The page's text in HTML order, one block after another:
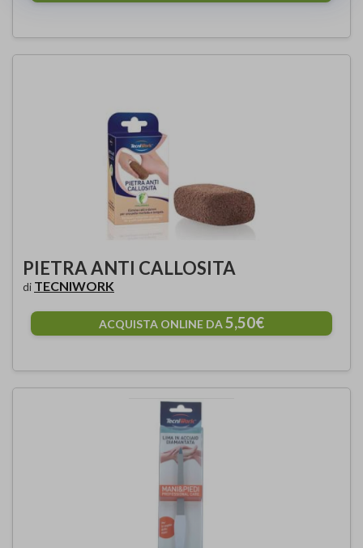
PIETRA ANTI CALLOSITA
di TECNIWORK
ACQUISTA ONLINE DA5,50€